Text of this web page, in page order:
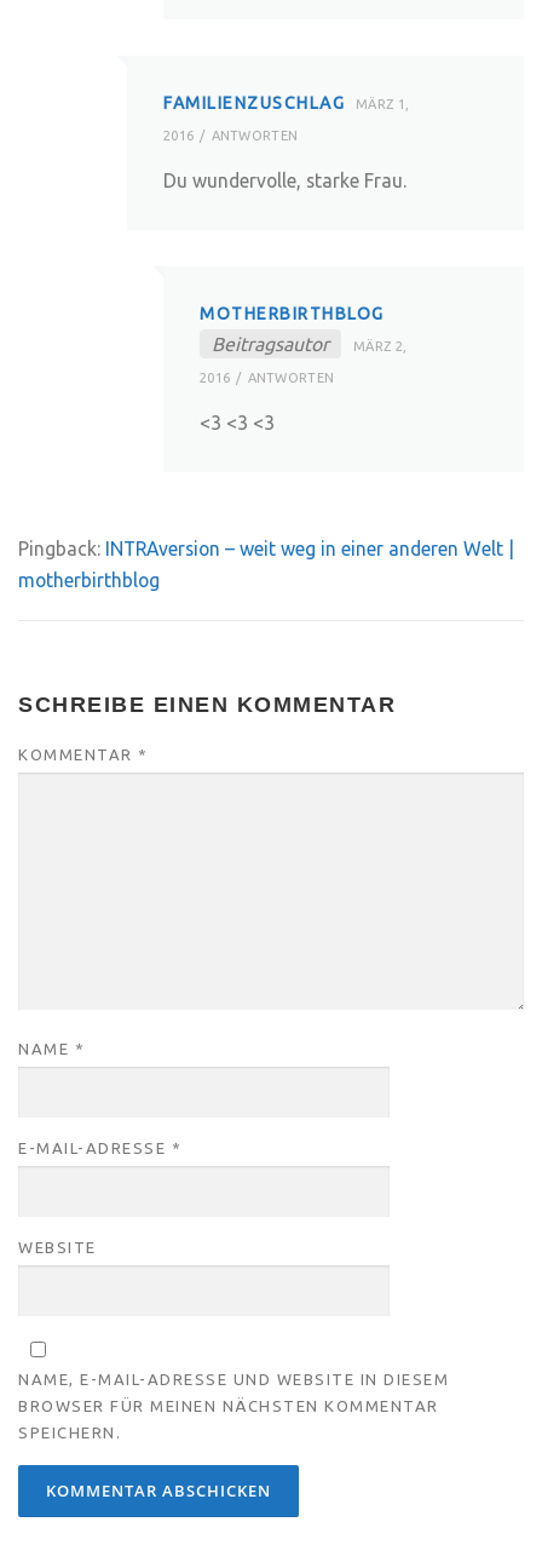
FAMILIENZUSCHLAG MÄRZ 1,
2016 ANTWORTEN
Du wundervolle, starke Frau.
MOTHERBIRTHBLOG
Beitragsautor MÄRZ 2,
2016 ANTWORTEN
<3 <3 <3
Pingback: INTRAversion – weit weg in einer anderen Welt |
motherbirthblog
SCHREIBE EINEN KOMMENTAR
KOMMENTAR *
NAME *
E-MAIL-ADRESSE *
WEBSITE
NAME, E-MAIL-ADRESSE UND WEBSITE IN DIESEM
BROWSER FÜR MEINEN NÄCHSTEN KOMMENTAR
SPEICHERN.